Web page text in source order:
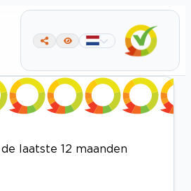
laatste 12 maanden